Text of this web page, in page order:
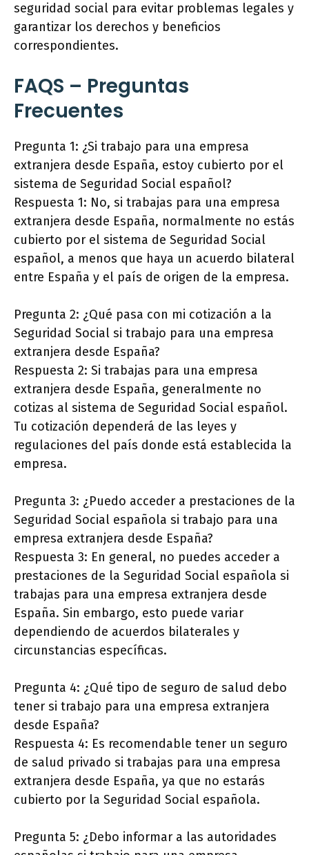
seguridad social para evitar problemas legales y
garantizar los derechos y beneficios
correspondientes.
FAQS – Preguntas
Frecuentes
Pregunta 1: ¿Si trabajo para una empresa
extranjera desde España, estoy cubierto por el
sistema de Seguridad Social español?
Respuesta 1: No, si trabajas para una empresa
extranjera desde España, normalmente no estás
cubierto por el sistema de Seguridad Social
español, a menos que haya un acuerdo bilateral
entre España y el país de origen de la empresa.
Pregunta 2: ¿Qué pasa con mi cotización a la
Seguridad Social si trabajo para una empresa
extranjera desde España?
Respuesta 2: Si trabajas para una empresa
extranjera desde España, generalmente no
cotizas al sistema de Seguridad Social español.
Tu cotización dependerá de las leyes y
regulaciones del país donde está establecida la
empresa.
Pregunta 3: ¿Puedo acceder a prestaciones de la
Seguridad Social española si trabajo para una
empresa extranjera desde España?
Respuesta 3: En general, no puedes acceder a
prestaciones de la Seguridad Social española si
trabajas para una empresa extranjera desde
España. Sin embargo, esto puede variar
dependiendo de acuerdos bilaterales y
circunstancias específicas.
Pregunta 4: ¿Qué tipo de seguro de salud debo
tener si trabajo para una empresa extranjera
desde España?
Respuesta 4: Es recomendable tener un seguro
de salud privado si trabajas para una empresa
extranjera desde España, ya que no estarás
cubierto por la Seguridad Social española.
Pregunta 5: ¿Debo informar a las autoridades